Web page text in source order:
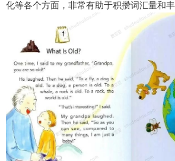
化等各个方面，非常有助于积攒词汇量和丰